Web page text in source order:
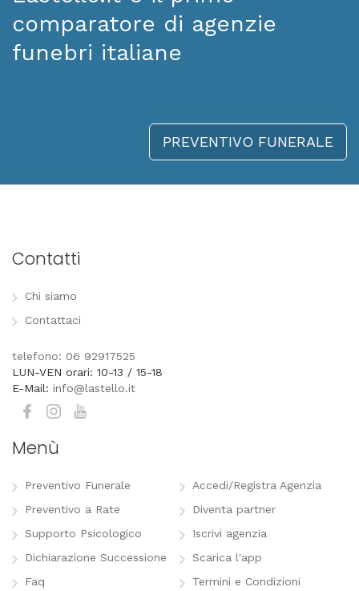
comparatore di agenzie
funebri italiane
PREVENTIVO FUNERALE
Contatti
Chi siamo
Contattaci
telefono: 06 92917525
LUN-VEN orari: 10-13 / 15-18
E-Mail: info@lastello.it
Menù
Preventivo Funerale
Preventivo a Rate
Supporto Psicologico
Dichiarazione Successione
Faq
Accedi/Registra Agenzia
Diventa partner
Iscrivi agenzia
Scarica l'app
Termini e Condizioni